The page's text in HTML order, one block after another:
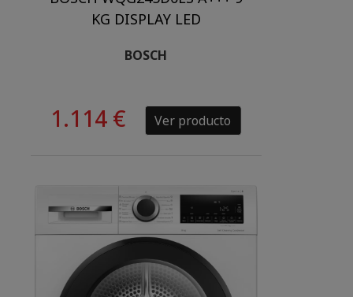
KG DISPLAY LED
BOSCH
1.114 € Ver producto